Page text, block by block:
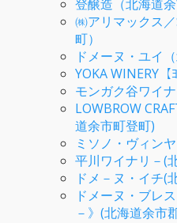
登醸造（北海道余
㈱アリマックス
町）
ドメーヌ・ユイ
YOKA WINERY
モンガク谷ワイ
LOWBROW
道余市町登町)
ミソノ・ヴィン
平川ワイナリ－(
ドメ－ヌ・イチ(
ドメーヌ・ブレ
－》(北海道余市